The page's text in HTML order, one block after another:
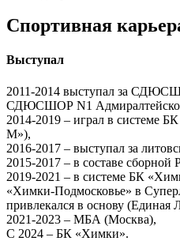
Спортивная
Выступал
2011-2014 выступал за
СДЮСШОР N1
2014-2019 – играл в системе
М»),
2016-2017 – выступал за
2015-2017 – в составе сборной
2019-2021 – в системе БК
«Химки-Подмосковье» в
привлекался в основу (Единая
2021-2023 – МБА (Москва),
С 2024 – БК «Химки».